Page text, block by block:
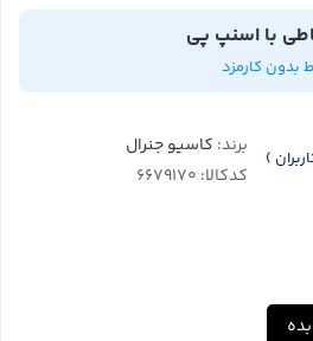
با اسنپ پی
بدون کارمزد
) برند: کاسیو جنرال
کدکالا: